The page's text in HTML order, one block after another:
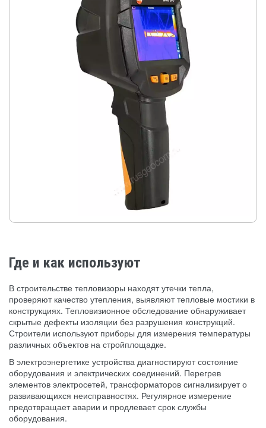
Где и как используют
В строительстве тепловизоры находят утечки тепла,
проверяют качество утепления, выявляют тепловые мостики в
конструкциях. Тепловизионное обследование обнаруживает
скрытые дефекты изоляции без разрушения конструкций.
Строители используют приборы для измерения температуры
различных объектов на стройплощадке.
В электроэнергетике устройства диагностируют состояние
оборудования и электрических соединений. Перегрев
элементов электросетей, трансформаторов сигнализирует о
развивающихся неисправностях. Регулярное измерение
предотвращает аварии и продлевает срок службы
оборудования.